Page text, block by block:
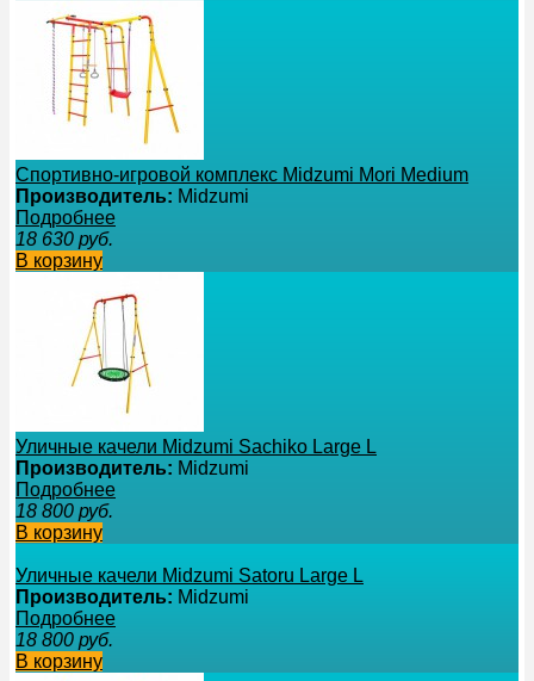
Спортивно-игровой комплекс Midzumi Mori Medium
Производитель: Midzumi
Подробнее
18 630 руб.
В корзину
Уличные качели Midzumi Sachiko Large L
Производитель: Midzumi
Подробнее
18 800 руб.
В корзину
Уличные качели Midzumi Satoru Large L
Производитель: Midzumi
Подробнее
18 800 руб.
В корзину